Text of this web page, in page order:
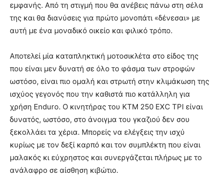
εμφανής. Από τη στιγμή που θα ανέβεις πάνω στη σέλα
της και θα διανύσεις για πρώτο μονοπάτι «δένεσαι» με
αυτή με ένα μοναδικό οικείο και φιλικό τρόπο.
Αποτελεί μία καταπληκτική μοτοσικλέτα στο είδος της
που είναι μεν δυνατή σε όλο το φάσμα των στροφών
ωστόσο, είναι πιο ομαλή και στρωτή στην κλιμάκωση της
ισχύος γεγονός που την καθιστά πιο κατάλληλη για
χρήση Enduro. Ο κινητήρας του KTM 250 EXC TPI είναι
δυνατός, ωστόσο, στο άνοιγμα του γκαζιού δεν σου
ξεκολλάει τα χέρια. Μπορείς να ελέγξεις την ισχύ
κυρίως με τον δεξί καρπό και τον συμπλέκτη που είναι
μαλακός κι εύχρηστος και συνεργάζεται πλήρως με το
ανάλαφρο σε αίσθηση κιβώτιο.